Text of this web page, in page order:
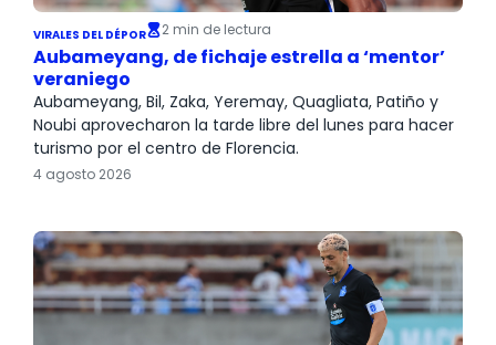
VIRALES DEL DÉPOR 2 min de lectura
Aubameyang, de fichaje estrella a ‘mentor’
veraniego
Aubameyang, Bil, Zaka, Yeremay, Quagliata, Patiño y
Noubi aprovecharon la tarde libre del lunes para hacer
turismo por el centro de Florencia.
4 agosto 2026